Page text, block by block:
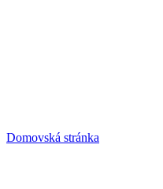
Domovská stránka